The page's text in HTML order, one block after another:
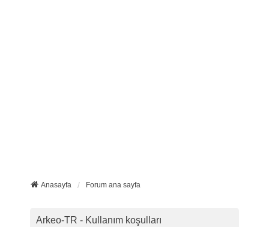
Anasayfa Forum ana sayfa
Arkeo-TR - Kullanım koşulları